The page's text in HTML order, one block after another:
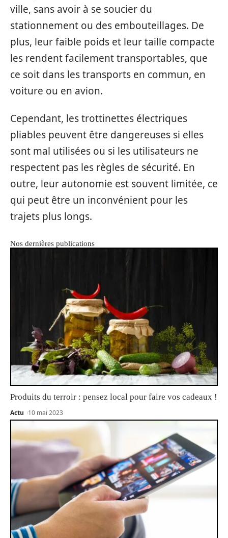
ville, sans avoir à se soucier du
stationnement ou des embouteillages. De
plus, leur faible poids et leur taille compacte
les rendent facilement transportables, que
ce soit dans les transports en commun, en
voiture ou en avion.
Cependant, les trottinettes électriques
pliables peuvent être dangereuses si elles
sont mal utilisées ou si les utilisateurs ne
respectent pas les règles de sécurité. En
outre, leur autonomie est souvent limitée, ce
qui peut être un inconvénient pour les
trajets plus longs.
Nos dernières publications
Produits du terroir : pensez local pour faire vos cadeaux !
Actu 10 mai 2023